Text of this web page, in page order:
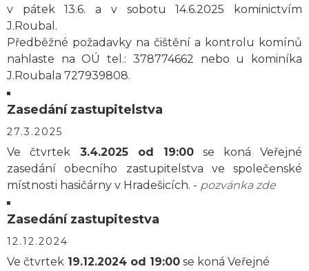
v pátek 13.6. a v sobotu 14.6.2025 kominictvím
J.Roubal.
Předběžné požadavky na čištění a kontrolu komínů
nahlaste na OÚ tel.: 378774662 nebo u kominíka
J.Roubala 727939808.
Zasedání zastupitelstva
27.3.2025
Ve čtvrtek 3.4.2025 od 19:00 se koná Veřejné
zasedání obecního zastupitelstva ve společenské
místnosti hasičárny v Hradešicích. - pozvánka zde
Zasedání zastupitestva
12.12.2024
Ve čtvrtek 19.12.2024 od 19:00 se koná Veřejné